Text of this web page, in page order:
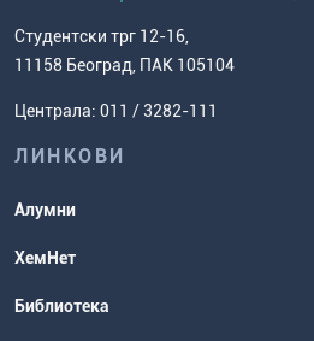
Научноистраживачки рад
Европски систем преноса бодова
(ЕСПБ)
Усавршавање за наставнике
Повереник за равноправност
Студентске организације
рокови
Ценовник студија
испита
Студентски трг 12-16,
11158 Београд, ПАК 105104
Централа: 011 / 3282-111
ЛИНКОВИ
Алумни
ХемНет
Библиотека